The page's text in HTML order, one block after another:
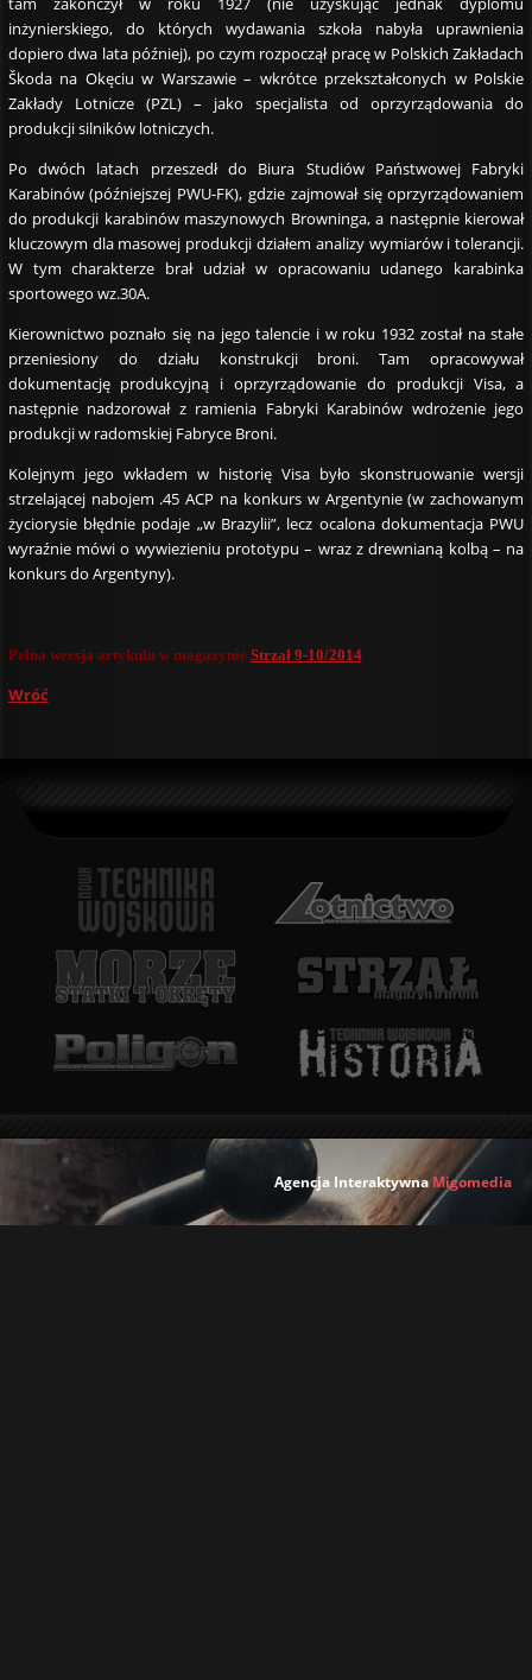
inżynierskiego, do których wydawania szkoła nabyła uprawnienia
dopiero dwa lata później), po czym rozpoczął pracę w Polskich Zakładach
Škoda na Okęciu w Warszawie – wkrótce przekształconych w Polskie
Zakłady Lotnicze (PZL) – jako specjalista od oprzyrządowania do
produkcji silników lotniczych.
Po dwóch latach przeszedł do Biura Studiów Państwowej Fabryki
Karabinów (późniejszej PWU-FK), gdzie zajmował się oprzyrządowaniem
do produkcji karabinów maszynowych Browninga, a następnie kierował
kluczowym dla masowej produkcji działem analizy wymiarów i tolerancji.
W tym charakterze brał udział w opracowaniu udanego karabinka
sportowego wz.30A.
Kierownictwo poznało się na jego talencie i w roku 1932 został na stałe
przeniesiony do działu konstrukcji broni. Tam opracowywał
dokumentację produkcyjną i oprzyrządowanie do produkcji Visa, a
następnie nadzorował z ramienia Fabryki Karabinów wdrożenie jego
produkcji w radomskiej Fabryce Broni.
Kolejnym jego wkładem w historię Visa było skonstruowanie wersji
strzelającej nabojem .45 ACP na konkurs w Argentynie (w zachowanym
życiorysie błędnie podaje „w Brazylii”, lecz ocalona dokumentacja PWU
wyraźnie mówi o wywiezieniu prototypu – wraz z drewnianą kolbą – na
konkurs do Argentyny).
Pełna wersja artykułu w magazynie Strzał 9-10/2014
Wróć
Agencja Interaktywna Migomedia